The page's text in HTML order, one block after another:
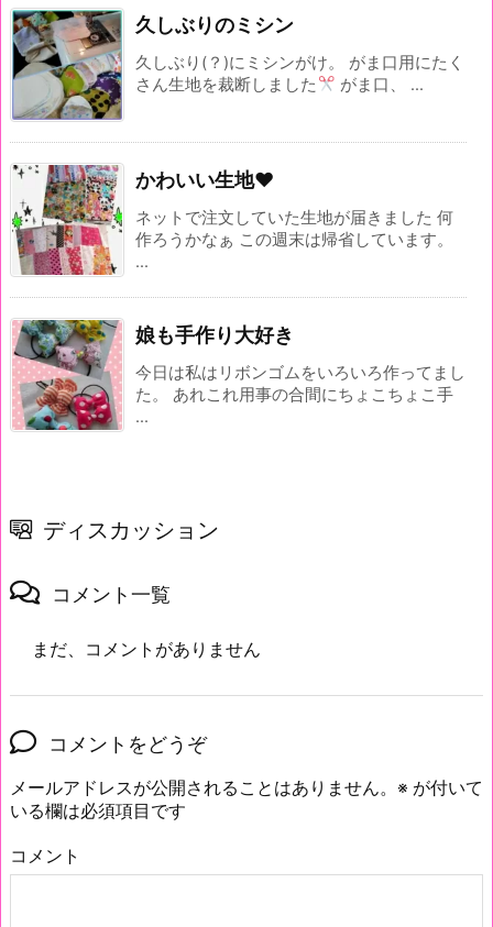
久しぶりのミシン
久しぶり(？)にミシンがけ。 がま口用にたく
さん生地を裁断しました
がま口、 ...
かわいい生地♥
ネットで注文していた生地が届きました 何
作ろうかなぁ この週末は帰省しています。
...
娘も手作り大好き
今日は私はリボンゴムをいろいろ作ってまし
た。 あれこれ用事の合間にちょこちょこ手
...
ディスカッション
コメント一覧
まだ、コメントがありません
コメントをどうぞ
メールアドレスが公開されることはありません。 ※ が付いて
いる欄は必須項目です
コメント